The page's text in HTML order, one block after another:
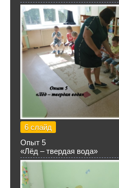
6 слайд
Опыт 5
«Лёд – твердая вода»